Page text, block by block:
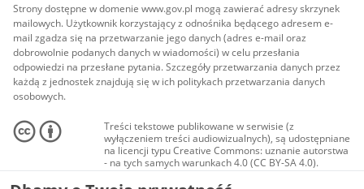
Strony dostępne w domenie www.gov.pl mogą zawierać adresy skrzynek
mailowych. Użytkownik korzystający z odnośnika będącego adresem e-
mail zgadza się na przetwarzanie jego danych (adres e-mail oraz
dobrowolnie podanych danych w wiadomości) w celu przesłania
odpowiedzi na przesłane pytania. Szczegóły przetwarzania danych przez
każdą z jednostek znajdują się w ich politykach przetwarzania danych
osobowych.
Treści tekstowe publikowane w serwisie (z
wyłączeniem treści audiowizualnych), są udostępniane
na licencji typu Creative Commons: uznanie autorstwa
- na tych samych warunkach 4.0 (CC BY-SA 4.0).
Materiały audiowizualne, w tym zdjęcia, materiały